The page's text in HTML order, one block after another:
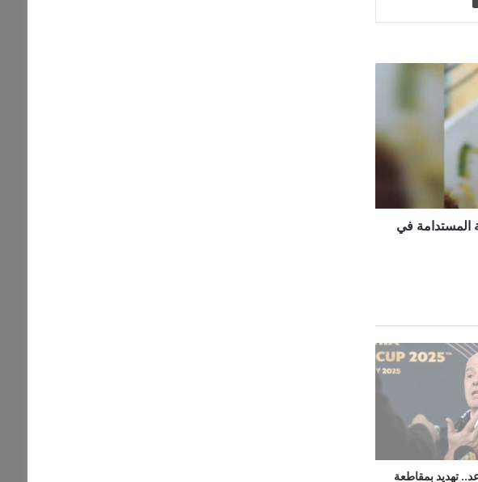
المستدامة في
تهديد بمقاطعة